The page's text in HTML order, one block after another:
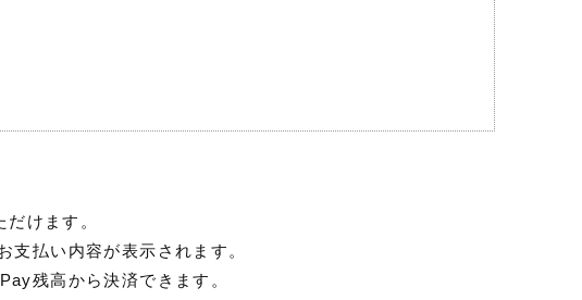
けます。
払い内容が表示されます。
残高から決済できます。